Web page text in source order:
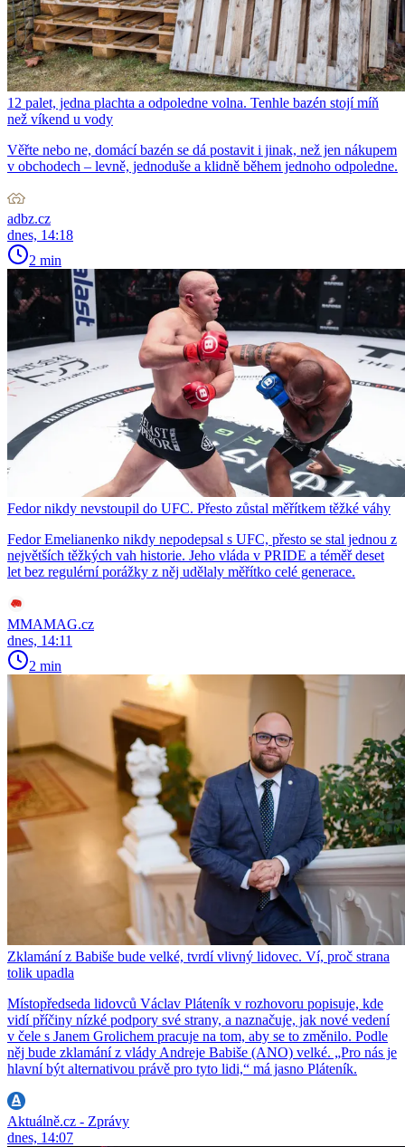
12 palet, jedna plachta a odpoledne volna. Tenhle bazén stojí míň
než víkend u vody
Věřte nebo ne, domácí bazén se dá postavit i jinak, než jen nákupem
v obchodech – levně, jednoduše a klidně během jednoho odpoledne.
adbz.cz
dnes, 14:18
2 min
Fedor nikdy nevstoupil do UFC. Přesto zůstal měřítkem těžké váhy
Fedor Emelianenko nikdy nepodepsal s UFC, přesto se stal jednou z
největších těžkých vah historie. Jeho vláda v PRIDE a téměř deset
let bez regulérní porážky z něj udělaly měřítko celé generace.
MMAMAG.cz
dnes, 14:11
2 min
Zklamání z Babiše bude velké, tvrdí vlivný lidovec. Ví, proč strana
tolik upadla
Místopředseda lidovců Václav Pláteník v rozhovoru popisuje, kde
vidí příčiny nízké podpory své strany, a naznačuje, jak nové vedení
v čele s Janem Grolichem pracuje na tom, aby se to změnilo. Podle
něj bude zklamání z vlády Andreje Babiše (ANO) velké. „Pro nás je
hlavní být alternativou právě pro tyto lidi,“ má jasno Pláteník.
Aktuálně.cz - Zprávy
dnes, 14:07